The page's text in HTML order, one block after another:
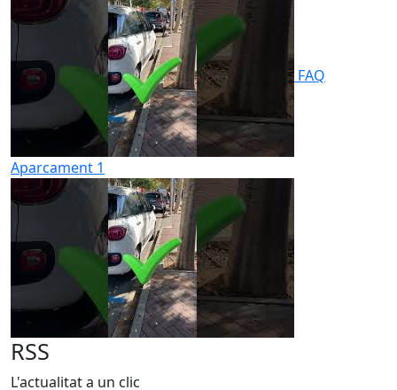
FAQ
Aparcament 1
RSS
L'actualitat a un clic